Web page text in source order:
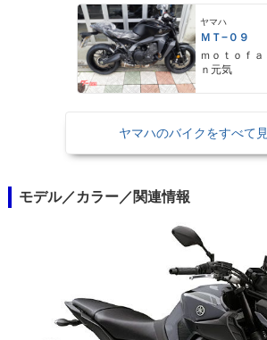
ヤマハ
ＭＴ−０９
ｍｏｔｏｆａ
ｎ元気
ヤマハのバイクをすべて
モデル／カラー／関連情報